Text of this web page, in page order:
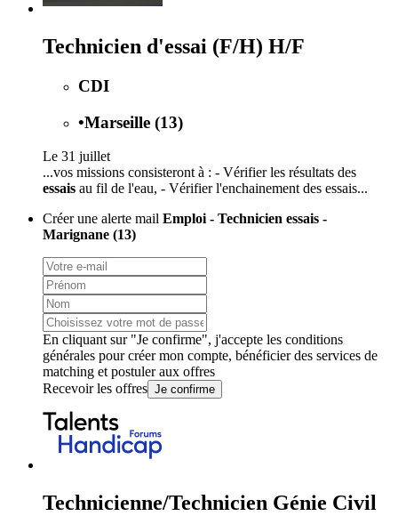
Technicien d'essai (F/H) H/F
CDI
•Marseille (13)
Le 31 juillet
...vos missions consisteront à : - Vérifier les résultats des
essais au fil de l'eau, - Vérifier l'enchainement des essais...
Créer une alerte mail Emploi - Technicien essais -
Marignane (13)
En cliquant sur "Je confirme", j'accepte les conditions
générales pour créer mon compte, bénéficier des services de
matching et postuler aux offres
Recevoir les offres Je confirme
Technicienne/Technicien Génie Civil